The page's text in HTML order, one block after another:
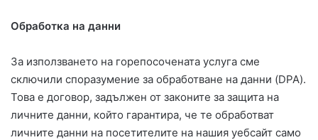
Обработка на данни
За използването на горепосочената услуга сме
сключили споразумение за обработване на данни (DPA).
Това е договор, задължен от законите за защита на
личните данни, който гарантира, че те обработват
личните данни на посетителите на нашия уебсайт само